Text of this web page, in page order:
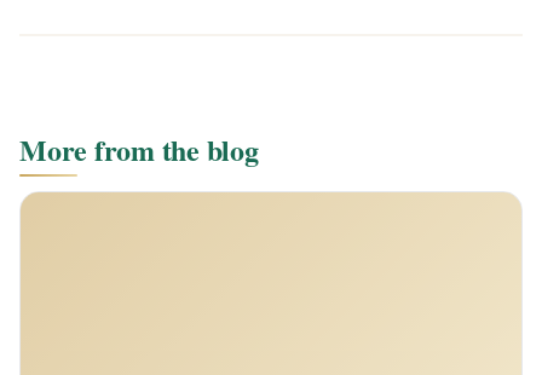
More from the blog